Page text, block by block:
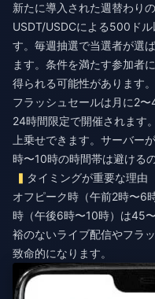
新たに導入された週替わり
USDT/USDCによる500ド
す。毎週抽選で当選者が選
ます。条件を満たす参加者
得られる可能性があります。
フラッシュセールは月に2
24時間限定で開催されます
上乗せできます。サーバー
時〜10時の時間帯は避ける
タイミングが重要な理由
オフピーク時（午前2時〜6
時（午後6時〜10時）は45
裕のないライブ配信やフラ
致命的になります。